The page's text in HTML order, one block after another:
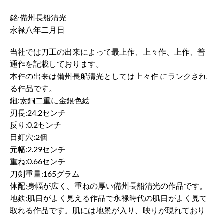
銘:備州長船清光
永禄八年二月日
当社では刀工の出来によって最上作、上々作、上作、普
通作を記載しております。
本作の出来は備州長船清光としては上々作 にランクされ
る作品です。
鎺:素銅二重に金銀色絵
刃長:24.2センチ
反り:0.2センチ
目釘穴:2個
元幅:2.29センチ
重ね:0.66センチ
刀剣重量:165グラム
体配:身幅が広く、重ねの厚い備州長船清光の作品です。
地鉄:肌目がよく見える作品で永禄時代の肌目がよく見て
取れる作品です。肌には地景が入り、映りが現れており